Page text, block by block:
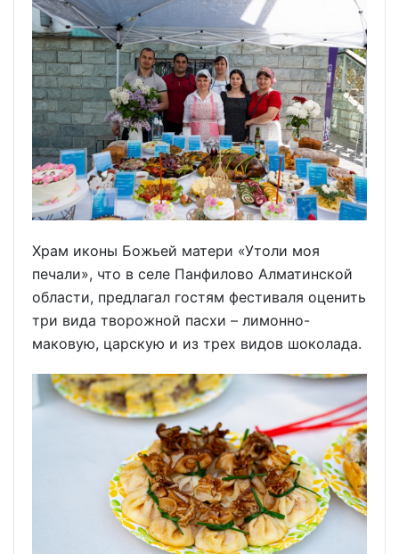
Храм иконы Божьей матери «Утоли моя
печали», что в селе Панфилово Алматинской
области, предлагал гостям фестиваля оценить
три вида творожной пасхи – лимонно-
маковую, царскую и из трех видов шоколада.